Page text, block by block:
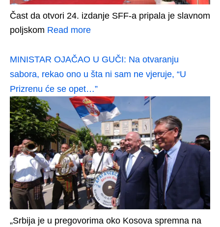
Čast da otvori 24. izdanje SFF-a pripala je slavnom
poljskom Read more
MINISTAR OJAČAO U GUČI: Na otvaranju
sabora, rekao ono u šta ni sam ne vjeruje, “U
Prizrenu će se opet…”
„Srbija je u pregovorima oko Kosova spremna na